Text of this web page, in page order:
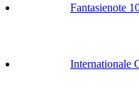
Fantasienote
Internationale